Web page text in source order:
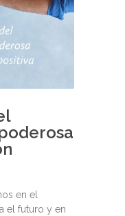
en el
el futuro y en